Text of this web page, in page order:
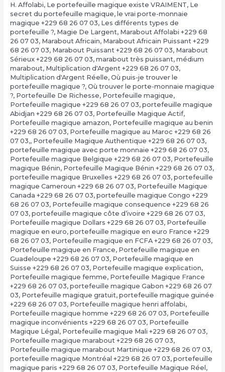
H. Affolabi, Le portefeuille magique existe VRAIMENT, Le
secret du portefeuille magique, le vrai porte-monnaie
magique +229 68 26 07 03, Les différents types de
portefeuille ?, Magie De Largent, Marabout Affolabi +229 68
26 07 03, Marabout Africain, Marabout Africain Puissant +229
68 26 07 03, Marabout Puissant +229 68 26 07 03, Marabout
Sérieux +229 68 26 07 03, marabout très puissant, médium
marabout, Multiplication d'Argent +229 68 26 07 03,
Multiplication d'Argent Réelle, Où puis-je trouver le
portefeuille magique ?, Où trouver le porte-monnaie magique
?, Portefeuille De Richesse, Portefeuille magique,
Portefeuille magique +229 68 26 07 03, portefeuille magique
Abidjan +229 68 26 07 03, Portefeuille Magique Actif,
Portefeuille magique amazon, Portefeuille magique au benin
+229 68 26 07 03, Portefeuille magique au Maroc +229 68 26
07 03,, Portefeuille Magique Authentique +229 68 26 07 03,
portefeuille magique avec porte monnaie +229 68 26 07 03,
Portefeuille magique Belgique +229 68 26 07 03, Portefeuille
magique Bénin, Portefeuille Magique Bénin +229 68 26 07 03,
portefeuille magique Bruxelles +229 68 26 07 03, portefeuille
magique Cameroun +229 68 26 07 03, Portefeuille Magique
Canada +229 68 26 07 03, portefeuille magique Congo +229
68 26 07 03, Portefeuille magique consequence +229 68 26
07 03, portefeuille magique côte d’ivoire +229 68 26 07 03,
Portefeuille magique Dollars +229 68 26 07 03, Portefeuille
magique en euro, portefeuille magique en euro France +229
68 26 07 03, Portefeuille magique en FCFA +229 68 26 07 03,
Portefeuille magique en France, Portefeuille magique en
Guadeloupe +229 68 26 07 03, Portefeuille magique en
Suisse +229 68 26 07 03, Portefeuille magique explication,
Portefeuille magique femme, Portefeuille Magique France
+229 68 26 07 03, portefeuille magique Gabon +229 68 26 07
03, Portefeuille magique gratuit, portefeuille magique guinée
+229 68 26 07 03, Portefeuille magique henri affolabi,
Portefeuille magique homme +229 68 26 07 03, Portefeuille
magique inconvénients +229 68 26 07 03, Portefeuille
Magique Légal, Portefeuille magique Mali +229 68 26 07 03,
Portefeuille magique marabout +229 68 26 07 03,
Portefeuille magique marabout Martinique +229 68 26 07 03,
portefeuille magique Montréal +229 68 26 07 03, portefeuille
magique paris +229 68 26 07 03, Portefeuille Magique Réel,